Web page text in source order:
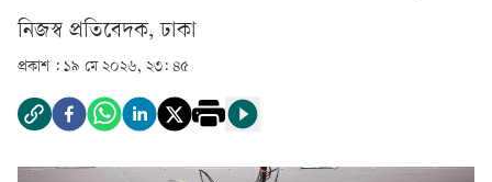
‎নিজস্ব প্রতিবেদক, ঢাকা‎
প্রকাশ : ১৯ মে ২০২৬, ২৩: ৪৫